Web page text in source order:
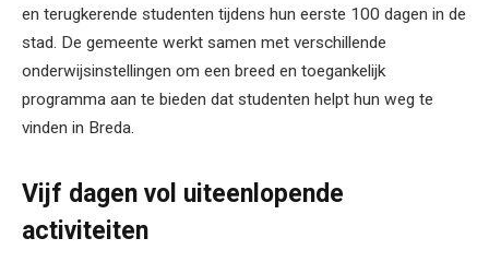
en terugkerende studenten tijdens hun eerste 100 dagen in de
stad. De gemeente werkt samen met verschillende
onderwijsinstellingen om een breed en toegankelijk
programma aan te bieden dat studenten helpt hun weg te
vinden in Breda.
Vijf dagen vol uiteenlopende
activiteiten